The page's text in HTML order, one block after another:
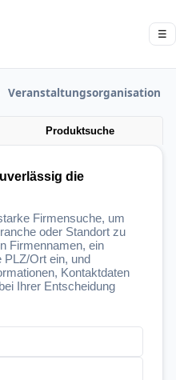
☰
Veranstaltungsorganisation
Produktsuche
die
Firmensuche, um
oder Standort zu
Firmennamen, ein
PLZ/Ort ein, und
Kontaktdaten
Ihrer Entscheidung